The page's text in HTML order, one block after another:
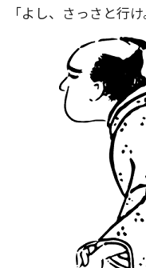
「よし、さっさと行